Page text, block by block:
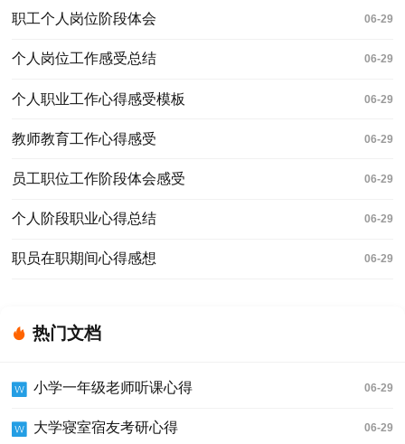
职工个人岗位阶段体会 06-29
个人岗位工作感受总结 06-29
个人职业工作心得感受模板 06-29
教师教育工作心得感受 06-29
员工职位工作阶段体会感受 06-29
个人阶段职业心得总结 06-29
职员在职期间心得感想 06-29
热门文档
小学一年级老师听课心得 06-29
大学寝室宿友考研心得 06-29